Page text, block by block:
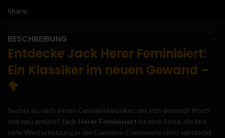
Share:
BESCHREIBUNG
Entdecke Jack Herer Feminisiert:
Ein Klassiker im neuen Gewand –
🥦
Suchst du nach einem Cannabisklassiker, der sich dennoch frisch
und neu anfühlt? Jack Herer Feminisiert ist eine Sorte, die ihre
tiefe Wertschätzung in der Cannabis-Community nicht versteckt.